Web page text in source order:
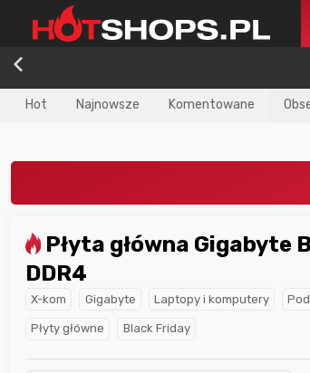
Hot Najnowsze Komentowane
DDR4
X-kom Gigabyte Laptopy i komputery
Płyty główne Black Friday
najlepszego
w poprzednim
Nagroda dla